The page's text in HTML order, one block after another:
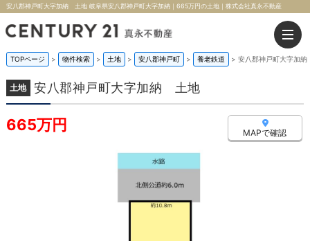
安八郡神戸町大字加納 土地 岐阜県安八郡神戸町大字加納｜665万円の土地｜株式会社真永不動産
TOPページ > 物件検索 > 土地 > 安八郡神戸町 > 養老鉄道 > 安八郡神戸町大字加
土地 安八郡神戸町大字加納 土地
665万円 MAPで確認